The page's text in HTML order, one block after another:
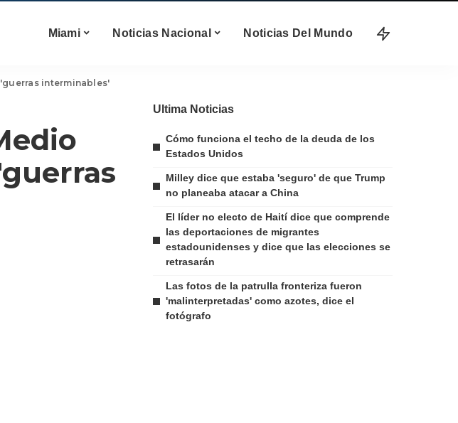
Miami Noticias Nacional Noticias Del Mundo
interminables'
Ultima Noticias
Cómo funciona el techo de la deuda de los
Estados Unidos
Milley dice que estaba 'seguro' de que Trump
no planeaba atacar a China
El líder no electo de Haití dice que comprende
las deportaciones de migrantes
estadounidenses y dice que las elecciones se
retrasarán
Las fotos de la patrulla fronteriza fueron
'malinterpretadas' como azotes, dice el
fotógrafo